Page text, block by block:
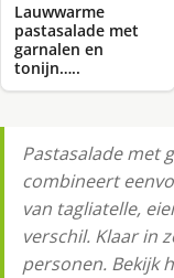
Lauwwarme
pastasalade met
garnalen en
tonijn…..
Pastasalade met
combineert
van tagliatelle,
verschil. Klaar in
personen. Bekijk